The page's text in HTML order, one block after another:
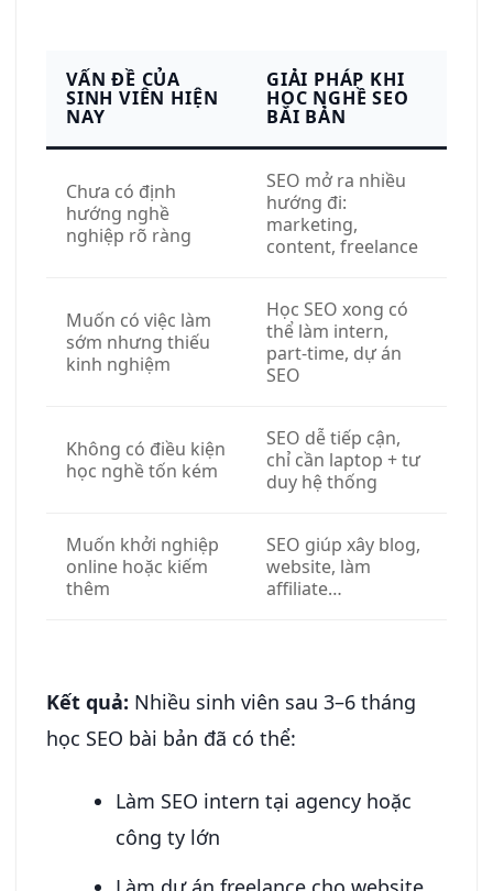
VẤN ĐỀ CỦA
SINH VIÊN HIỆN
NAY
GIẢI PHÁP KHI
HỌC NGHỀ SEO
BÀI BẢN
Chưa có định
hướng nghề
nghiệp rõ ràng
SEO mở ra nhiều
hướng đi:
marketing,
content, freelance
Muốn có việc làm
sớm nhưng thiếu
kinh nghiệm
Học SEO xong có
thể làm intern,
part-time, dự án
SEO
Không có điều kiện
học nghề tốn kém
SEO dễ tiếp cận,
chỉ cần laptop + tư
duy hệ thống
Muốn khởi nghiệp
online hoặc kiếm
thêm
SEO giúp xây blog,
website, làm
affiliate…
Kết quả: Nhiều sinh viên sau 3–6 tháng
học SEO bài bản đã có thể:
Làm SEO intern tại agency hoặc
công ty lớn